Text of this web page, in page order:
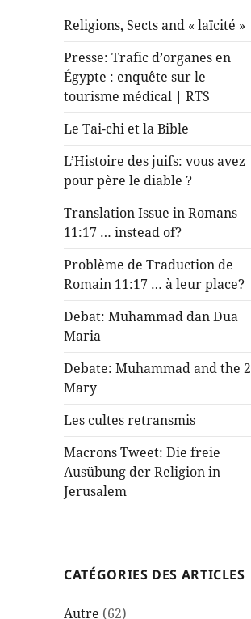
Religions, Sects and « laïcité »
Presse: Trafic d’organes en
Égypte : enquête sur le
tourisme médical | RTS
Le Tai-chi et la Bible
L’Histoire des juifs: vous avez
pour père le diable ?
Translation Issue in Romans
11:17 … instead of?
Problème de Traduction de
Romain 11:17 … à leur place?
Debat: Muhammad dan Dua
Maria
Debate: Muhammad and the 2
Mary
Les cultes retransmis
Macrons Tweet: Die freie
Ausübung der Religion in
Jerusalem
CATÉGORIES DES ARTICLES
Autre (62)